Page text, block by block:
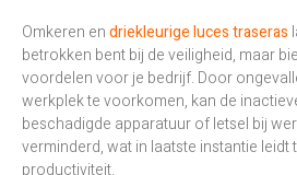
Omkeren endriekleurige luces traseras
betrokken bent bij de veiligheid, maar
voordelen voor je bedrijf. Door
werkplek te voorkomen, kan de
beschadigde apparatuur of letsel bij
verminderd, wat in laatste instantie